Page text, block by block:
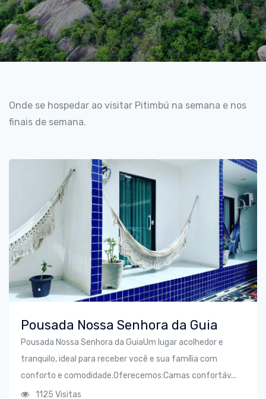
Onde se hospedar ao visitar Pitimbú na semana e nos
finais de semana.
Pousada Nossa Senhora da Guia
Pousada Nossa Senhora da GuiaUm lugar acolhedor e
tranquilo, ideal para receber você e sua família com
conforto e comodidade.Oferecemos:Camas confortáv...
1125 Visitas